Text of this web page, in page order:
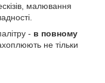
малювання
- в повному
не тільки